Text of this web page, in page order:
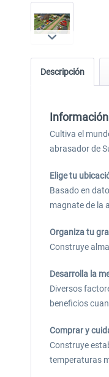
Descripción
Cultiva el
abrasador de
Elige tu
Basado en
magnate de la
Organiza tu
Construye
Desarrolla la
Diversos
beneficios
Comprar y
Construye
temperaturas